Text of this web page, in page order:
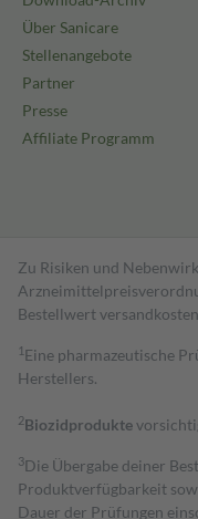
Über Sanicare
Stellenangebote
Partner
Presse
Affiliate Programm
Zu Risiken und
Bestell­wert
1 Eine pharmazeutische
Herstellers.
2Biozidprodukte
3Die Übergabe deiner
Produktverfügbarkeit
Dauer der Prüfungen